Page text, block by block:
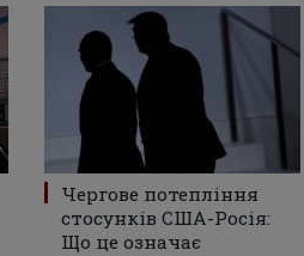
Чергове потепління
стосунків США-Росія:
Що це означає